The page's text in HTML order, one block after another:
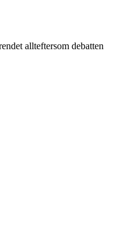
allteftersom debatten